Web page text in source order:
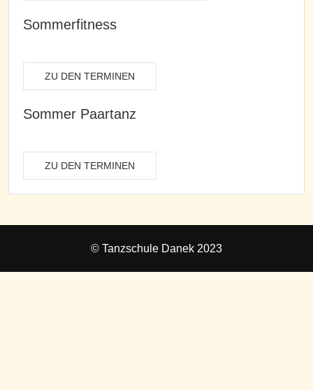
Sommerfitness
ZU DEN TERMINEN
Sommer Paartanz
ZU DEN TERMINEN
© Tanzschule Danek 2023